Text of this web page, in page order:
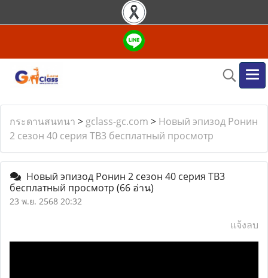
กระดานสนทนา > gclass-gc.com > Новый эпизод Ронин
2 сезон 40 серия ТВ3 бесплатный просмотр
Новый эпизод Ронин 2 сезон 40 серия ТВ3
бесплатный просмотр (66 อ่าน)
23 พ.ย. 2568 20:32
แจ้งลบ